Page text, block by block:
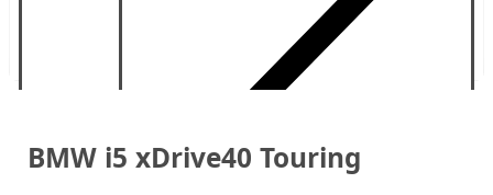
BMW i5 xDrive40 Touring